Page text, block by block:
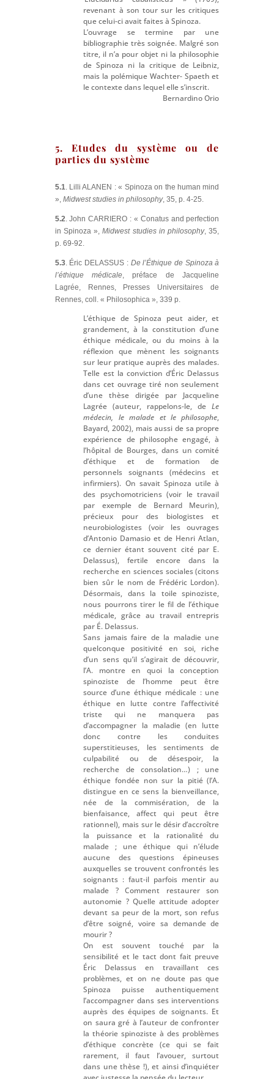
revenant à son tour sur les critiques
que celui-ci avait faites à Spinoza.
L’ouvrage se termine par une
bibliographie très soignée. Malgré son
titre, il n’a pour objet ni la philosophie
de Spinoza ni la critique de Leibniz,
mais la polémique Wachter- Spaeth et
le contexte dans lequel elle s’inscrit.
Bernardino Orio
5. Etudes du système ou de
parties du système
5.1. Lilli ALANEN : « Spinoza on the human mind
», Midwest studies in philosophy, 35, p. 4-25.
5.2. John CARRIERO : « Conatus and perfection
in Spinoza »,Midwest studies in philosophy, 35,
p. 69-92.
5.3. Éric DELASSUS : De l’Éthique de Spinoza à
l’éthique médicale, préface de Jacqueline
Lagrée, Rennes, Presses Universitaires de
Rennes, coll. « Philosophica », 339 p.
L’éthique de Spinoza peut aider, et
grandement, à la constitution d’une
éthique médicale, ou du moins à la
réflexion que mènent les soignants
sur leur pratique auprès des malades.
Telle est la conviction d’Éric Delassus
dans cet ouvrage tiré non seulement
d’une thèse dirigée par Jacqueline
Lagrée (auteur, rappelons-le, deLe
médecin, le malade et le philosophe,
Bayard, 2002), mais aussi de sa propre
expérience de philosophe engagé, à
l’hôpital de Bourges, dans un comité
d’éthique et de formation de
personnels soignants (médecins et
infirmiers). On savait Spinoza utile à
des psychomotriciens (voir le travail
par exemple de Bernard Meurin),
précieux pour des biologistes et
neurobiologistes (voir les ouvrages
d’Antonio Damasio et de Henri Atlan,
ce dernier étant souvent cité par E.
Delassus), fertile encore dans la
recherche en sciences sociales (citons
bien sûr le nom de Frédéric Lordon).
Désormais, dans la toile spinoziste,
nous pourrons tirer le fil de l’éthique
médicale, grâce au travail entrepris
par É. Delassus.
Sans jamais faire de la maladie une
quelconque positivité en soi, riche
d’un sens qu’il s’agirait de découvrir,
l’A. montre en quoi la conception
spinoziste de l’homme peut être
source d’une éthique médicale : une
éthique en lutte contre l’affectivité
triste qui ne manquera pas
d’accompagner la maladie (en lutte
donc contre les conduites
superstitieuses, les sentiments de
culpabilité ou de désespoir, la
recherche de consolation…) ; une
éthique fondée non sur la pitié (l’A.
distingue en ce sens la bienveillance,
née de la commisération, de la
bienfaisance, affect qui peut être
rationnel), mais sur le désir d’accroître
la puissance et la rationalité du
malade ; une éthique qui n’élude
aucune des questions épineuses
auxquelles se trouvent confrontés les
soignants : faut-il parfois mentir au
malade ? Comment restaurer son
autonomie ? Quelle attitude adopter
devant sa peur de la mort, son refus
d’être soigné, voire sa demande de
mourir ?
On est souvent touché par la
sensibilité et le tact dont fait preuve
Éric Delassus en travaillant ces
problèmes, et on ne doute pas que
Spinoza puisse authentiquement
l’accompagner dans ses interventions
auprès des équipes de soignants. Et
on saura gré à l’auteur de confronter
la théorie spinoziste à des problèmes
d’éthique concrète (ce qui se fait
rarement, il faut l’avouer, surtout
dans une thèse !), et ainsi d’inquiéter